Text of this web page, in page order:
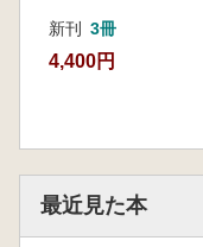
新刊 3冊
4,400円
最近見た本